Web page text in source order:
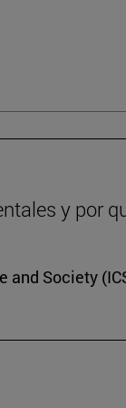
y por
Society